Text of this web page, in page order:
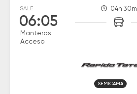
SALE
06:05
Manteros
Acceso
04h 30m
SEMICAMA